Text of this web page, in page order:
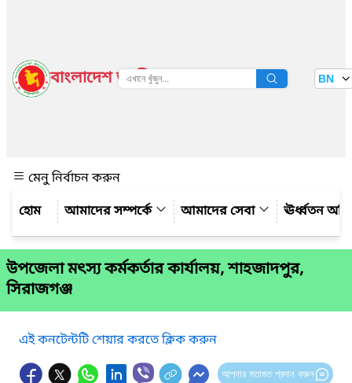
বাংলাদেশ জাতীয় তথ্য বাতায়ন BN
মেনু নির্বাচন করুন
আমাদের সম্পর্কে
আমাদের সেবা ঊর্ধ্বতন
উপজেলা মৎস্য কর্মকর্তার কার্যালয়, শাহজাদপুর,
সিরাজগঞ্জ
এই কনটেন্টটি শেয়ার করতে ক্লিক করুন
আপনার মতামত প্রদান করুন